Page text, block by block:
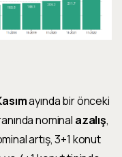
ayında bir önceki
nominal azalış,
artış,3+1 konut